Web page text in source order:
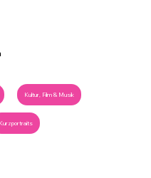
Kultur, Film & Musik
Kurzportraits